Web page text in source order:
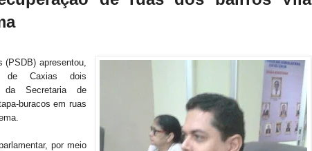
apresentou,
de Caxias dois
da Secretaria de
buracos em ruas
por meio